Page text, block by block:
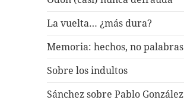
La vuelta… ¿más dura?
Memoria: hechos, no palabras
Sobre los indultos
Sánchez sobre Pablo González